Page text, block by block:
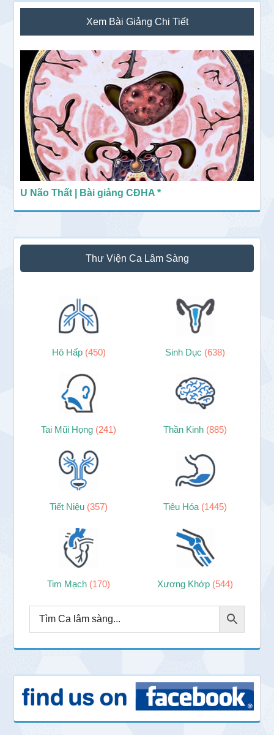
Sidebar
chính
Xem Bài Giảng Chi Tiết
U Não Thất | Bài giảng CĐHA *
Thư Viện Ca Lâm Sàng
Hô Hấp (450) Sinh Dục (638)
Tai Mũi Họng (241) Thần Kinh (885)
Tiết Niệu (357) Tiêu Hóa (1445)
Tim Mạch (170) Xương Khớp (544)